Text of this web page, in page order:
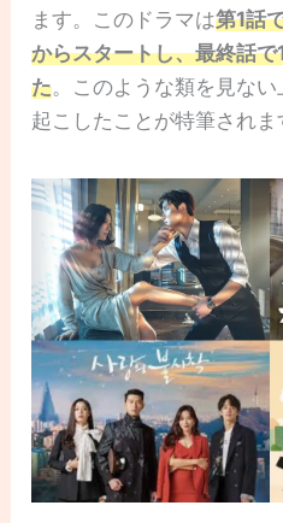
ます。このドラマは第1話
からスタートし、最終話
た。このような類を見な
起こしたことが特筆されま